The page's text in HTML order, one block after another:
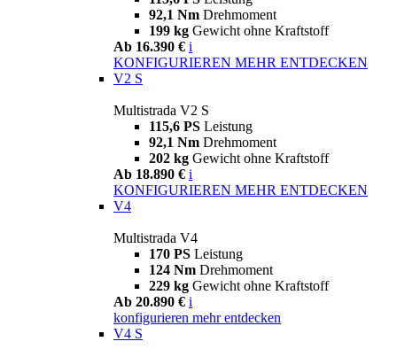
92,1 Nm Drehmoment
199 kg Gewicht ohne Kraftstoff
Ab 16.390 € i
KONFIGURIEREN MEHR ENTDECKEN
V2 S
Multistrada V2 S
115,6 PS Leistung
92,1 Nm Drehmoment
202 kg Gewicht ohne Kraftstoff
Ab 18.890 € i
KONFIGURIEREN MEHR ENTDECKEN
V4
Multistrada V4
170 PS Leistung
124 Nm Drehmoment
229 kg Gewicht ohne Kraftstoff
Ab 20.890 € i
konfigurieren mehr entdecken
V4 S